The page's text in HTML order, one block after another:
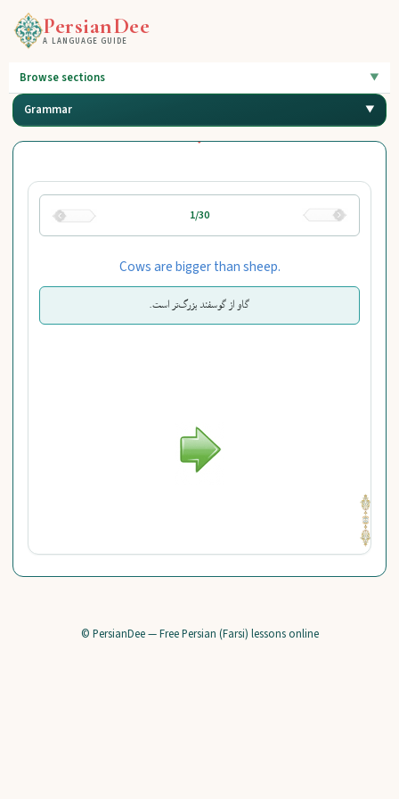
PersianDee
A LANGUAGE GUIDE
Browse sections
Grammar
1/30
Cows are bigger than sheep.
گاو از گوسفند بزرگ‌تر است.
© PersianDee — Free Persian (Farsi) lessons online